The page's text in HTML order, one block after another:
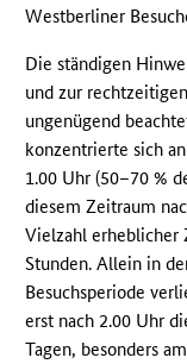
Westberliner
Die ständigen
und zur
ungenügend
konzentrierte sich
1.00 Uhr (50–70 %
diesem Zeitraum
Vielzahl erheblicher
Stunden. Allein in
Besuchsperiode
erst nach 2.00 Uhr
Tagen, besonders